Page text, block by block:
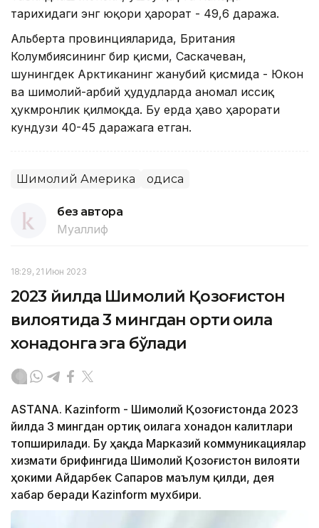
тарихидаги энг юқори ҳарорат - 49,6 даража.
Альберта провинцияларида, Британия
Колумбиясининг бир қисми, Саскачеван,
шунингдек Арктиканинг жанубий қисмида - Юкон
ва шимолий-ғарбий ҳудудларда аномал иссиқ
ҳукмронлик қилмоқда. Бу ерда ҳаво ҳарорати
кундузи 40-45 даражага етган.
Шимолий Америка Ҳодиса
без автора
Муаллиф
18:29, 21 Июн 2023
2023 йилда Шимолий Қозоғистон
вилоятида 3 мингдан ортиқ оила
хонадонга эга бўлади
ASTANA. Kazinform - Шимолий Қозоғистонда 2023
йилда 3 мингдан ортиқ оилага хонадон калитлари
топширилади. Бу ҳақда Марказий коммуникациялар
хизмати брифингида Шимолий Қозоғистон вилояти
ҳокими Айдарбек Сапаров маълум қилди, дея
хабар беради Kazinform мухбири.